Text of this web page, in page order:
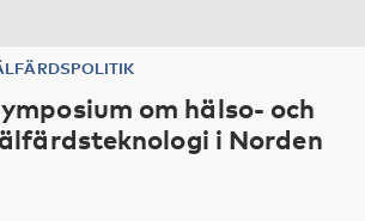
om hälso- och
i Norden